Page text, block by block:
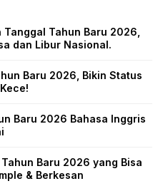
Tanggal Tahun Baru 2026,
dan Libur Nasional.
Baru 2026, Bikin Status
Baru 2026 Bahasa Inggris
Baru 2026 yang Bisa
& Berkesan